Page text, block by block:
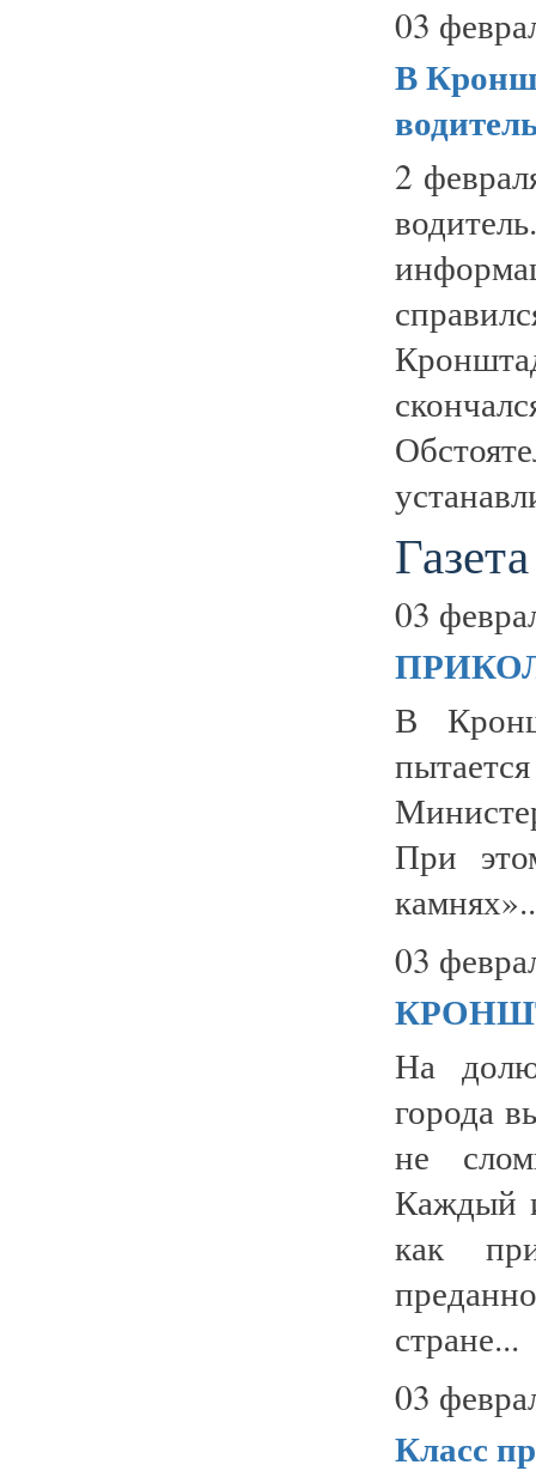
03
В
2
03
В
При
03
На
города
не
Каждый
как
стране...
03
Класс